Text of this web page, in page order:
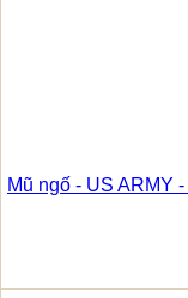
Mũ ngố - US ARMY